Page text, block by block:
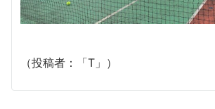
（投稿者：「T」）